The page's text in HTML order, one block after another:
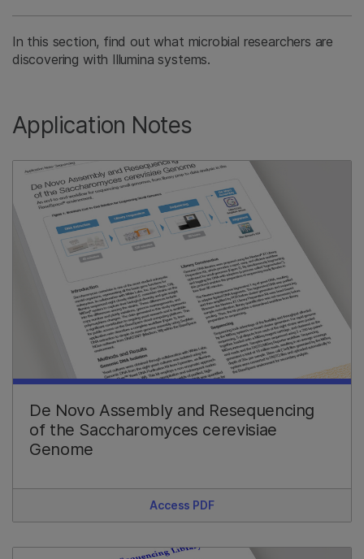
In this section, find out what microbial researchers are
discovering with Illumina systems.
Application Notes
De Novo Assembly and Resequencing
of the Saccharomyces cerevisiae
Genome
Access PDF